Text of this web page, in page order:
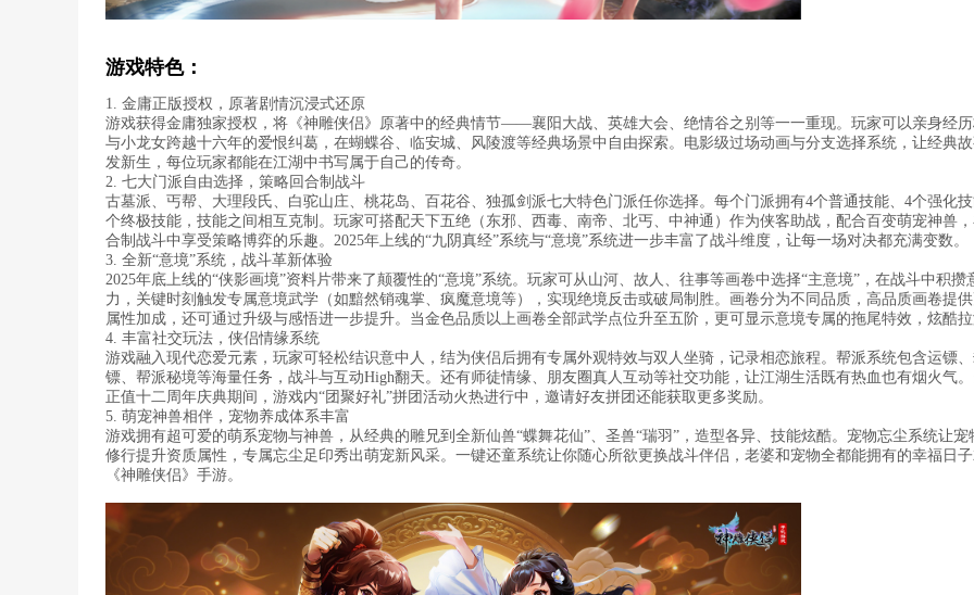
游戏特色：
1. 金庸正版授权，原著剧情沉浸式还原
游戏获得金庸独家授权，将《神雕侠侣》原著中的经典情节——襄阳大战、英雄大会、绝情谷之别等一一重现。玩家可以亲身经
与小龙女跨越十六年的爱恨纠葛，在蝴蝶谷、临安城、风陵渡等经典场景中自由探索。电影级过场动画与分支选择系统，让经典
发新生，每位玩家都能在江湖中书写属于自己的传奇。
2. 七大门派自由选择，策略回合制战斗
古墓派、丐帮、大理段氏、白驼山庄、桃花岛、百花谷、独孤剑派七大特色门派任你选择。每个门派拥有4个普通技能、4个强化
个终极技能，技能之间相互克制。玩家可搭配天下五绝（东邪、西毒、南帝、北丐、中神通）作为侠客助战，配合百变萌宠神兽，
合制战斗中享受策略博弈的乐趣。2025年上线的“九阴真经”系统与“意境”系统进一步丰富了战斗维度，让每一场对决都充满变数。
3. 全新“意境”系统，战斗革新体验
2025年底上线的“侠影画境”资料片带来了颠覆性的“意境”系统。玩家可从山河、故人、往事等画卷中选择“主意境”，在战斗中积攒
力，关键时刻触发专属意境武学（如黯然销魂掌、疯魔意境等），实现绝境反击或破局制胜。画卷分为不同品质，高品质画卷提
属性加成，还可通过升级与感悟进一步提升。当金色品质以上画卷全部武学点位升至五阶，更可显示意境专属的拖尾特效，炫酷拉
4. 丰富社交玩法，侠侣情缘系统
游戏融入现代恋爱元素，玩家可轻松结识意中人，结为侠侣后拥有专属外观特效与双人坐骑，记录相恋旅程。帮派系统包含运镖
镖、帮派秘境等海量任务，战斗与互动High翻天。还有师徒情缘、朋友圈真人互动等社交功能，让江湖生活既有热血也有烟火气
正值十二周年庆典期间，游戏内“团聚好礼”拼团活动火热进行中，邀请好友拼团还能获取更多奖励。
5. 萌宠神兽相伴，宠物养成体系丰富
游戏拥有超可爱的萌系宠物与神兽，从经典的雕兄到全新仙兽“蝶舞花仙”、圣兽“瑞羽”，造型各异、技能炫酷。宠物忘尘系统让宠
修行提升资质属性，专属忘尘足印秀出萌宠新风采。一键还童系统让你随心所欲更换战斗伴侣，老婆和宠物全都能拥有的幸福日
《神雕侠侣》手游。